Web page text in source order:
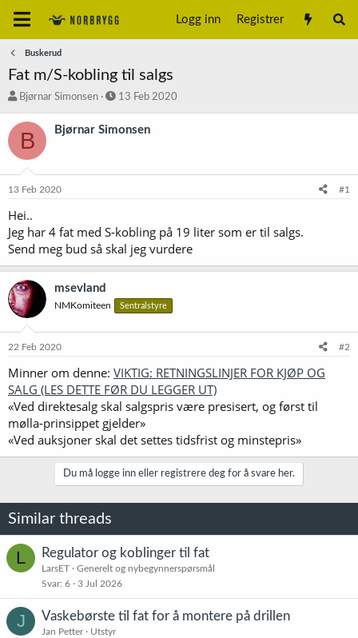
Logg inn Registrer
Buskerud
Fat m/S-kobling til salgs
T
å
t
r
Bjørnar Simonsen
S
a
13 Feb 2020
B Bjørnar Simonsen
13 Feb 2020 #1
Hei..
Jeg har 4 fat med S-kobling på 19 liter som er til salgs.
Send meg bud så skal jeg vurdere
msevland
NMKomiteen Sentralstyre
22 Feb 2020 #2
Minner om denne: VIKTIG: RETNINGSLINJER FOR KJØP OG
SALG (LES DETTE FØR DU LEGGER UT)
«Ved direktesalg skal salgspris være presisert, og først til
mølla-prinsippet gjelder»
«Ved auksjoner skal det settes tidsfrist og minstepris»
Du må logge inn eller registrere deg for å svare her.
Similar threads
L Regulator og koblinger til fat
LarsET
Generelt og nybegynnerspørsmål
Svar 6 3 Jul 2026
J Vaskebørste til fat for å montere på drillen
Jan Petter
Utstyr